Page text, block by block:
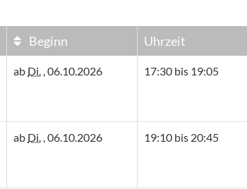
Beginn Uhrzeit
ab Di. , 06.10.2026 17:30 bis 19:05
ab Di. , 06.10.2026 19:10 bis 20:45